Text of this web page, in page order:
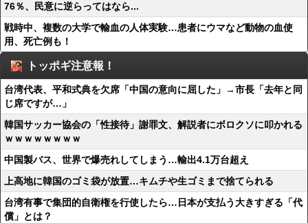
76％、民意に逆らってはなら...
戦時中、複数の大学で輸血の人体実験…患者にウマなど動物の血使
用、死亡例も！
トッポギ注意報！
台湾代表、平和式典を欠席「中国の意向に屈した」→市長「去年と同
じ席ですが…」
韓国サッカー協会の「性接待」謝罪文、解説者にボロクソに叩かれる
ｗｗｗｗｗｗｗｗ
中国製バス、世界で爆売れしてしまう…輸出4.1万台超え
上高地に韓国のゴミ袋が放置…キムチや生ゴミまで捨てられる
台湾有事で集団的自衛権を行使したら…日本が支払う大きすぎる「代
償」とは？